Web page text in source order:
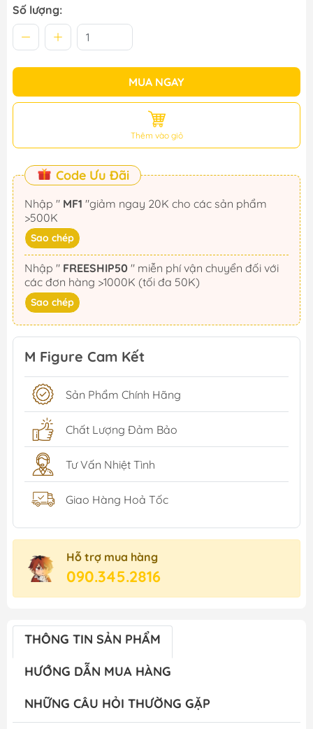
Số lượng:
MUA NGAY
Thêm vào giỏ
Code Ưu Đãi
Nhập " MF1
>500K
Sao chép
Nhập " FREESHIP50
các đơn hàng >1000K (tối đa 50K)
Sao chép
M Figure Cam Kết
Sản Phẩm Chính Hãng
Chất Lượng Đảm Bảo
Tư Vấn Nhiệt Tình
Giao Hàng Hoả Tốc
Hỗ trợ mua hàng
090.345.2816
THÔNG TIN SẢN PHẨM
HƯỚNG DẪN MUA HÀNG
NHỮNG CÂU HỎI THƯỜNG GẶP